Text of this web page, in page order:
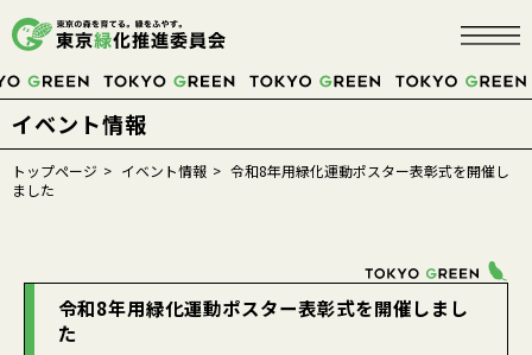
TOKYOにこそ、
イベント情報
トップページ イベント情報
令和8年用緑化運動ポスター表彰式を開催し
ました
令和8年用緑化運動ポスター表彰式を開催しまし
た